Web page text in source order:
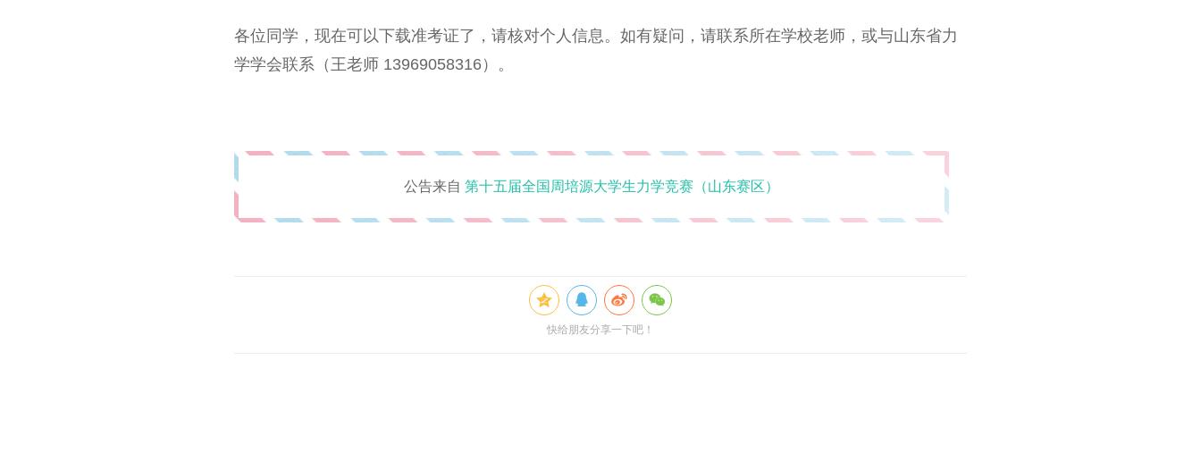
各位同学，现在可以下载准考证了，请核对个人信息。如有疑问，请联系所在学校老师，或与山东省力
学学会联系（王老师 13969058316）。
公告来自 第十五届全国周培源大学生力学竞赛（山东赛区）
快给朋友分享一下吧！